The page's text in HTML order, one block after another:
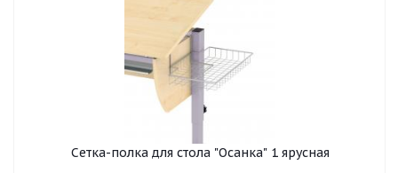
Сетка-полка для стола "Осанка" 1 ярусная